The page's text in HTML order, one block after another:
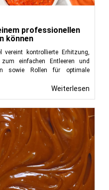
professionellen
können
vereint kontrollierte Erhitzung,
einfachen Entleeren und
sowie Rollen für optimale
Weiterlesen